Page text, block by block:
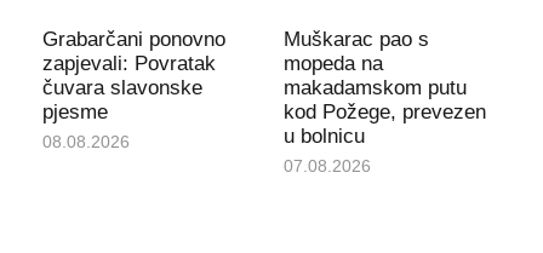
Grabarčani ponovno
zapjevali: Povratak
čuvara slavonske
pjesme
08.08.2026
Muškarac pao s
mopeda na
makadamskom putu
kod Požege, prevezen
u bolnicu
07.08.2026